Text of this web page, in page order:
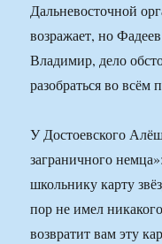
Дальневосточной
возражает, но
Владимир, дело
разобраться во
У Достоевского
заграничного
школьнику карту
пор не имел
возвратит вам эту